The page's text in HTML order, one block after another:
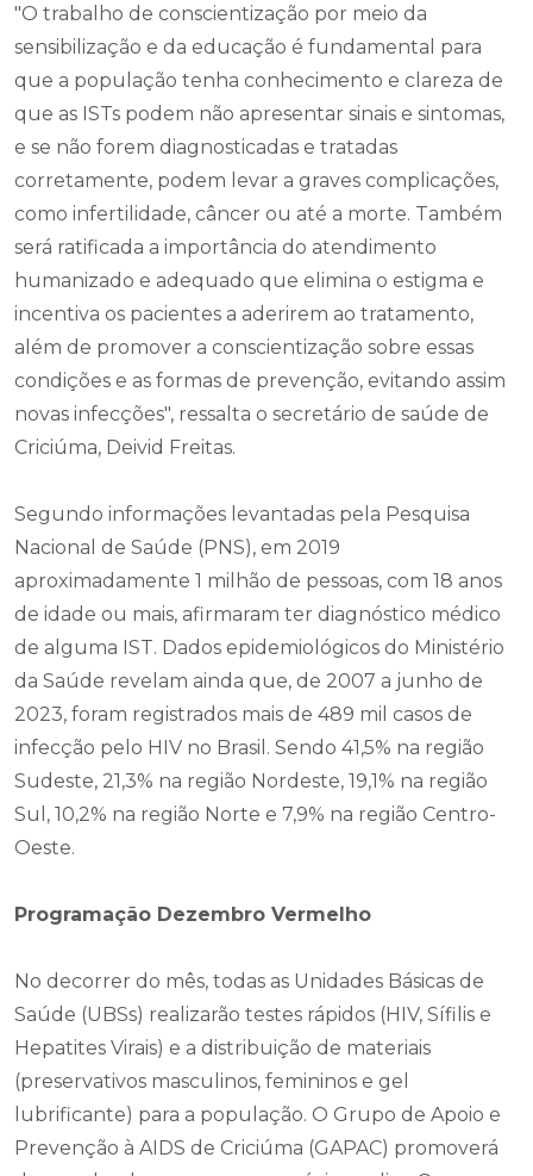
"O trabalho de conscientização por meio da
sensibilização e da educação é fundamental para
que a população tenha conhecimento e clareza de
que as ISTs podem não apresentar sinais e sintomas,
e se não forem diagnosticadas e tratadas
corretamente, podem levar a graves complicações,
como infertilidade, câncer ou até a morte. Também
será ratificada a importância do atendimento
humanizado e adequado que elimina o estigma e
incentiva os pacientes a aderirem ao tratamento,
além de promover a conscientização sobre essas
condições e as formas de prevenção, evitando assim
novas infecções", ressalta o secretário de saúde de
Criciúma, Deivid Freitas.
Segundo informações levantadas pela Pesquisa
Nacional de Saúde (PNS), em 2019
aproximadamente 1 milhão de pessoas, com 18 anos
de idade ou mais, afirmaram ter diagnóstico médico
de alguma IST. Dados epidemiológicos do Ministério
da Saúde revelam ainda que, de 2007 a junho de
2023, foram registrados mais de 489 mil casos de
infecção pelo HIV no Brasil. Sendo 41,5% na região
Sudeste, 21,3% na região Nordeste, 19,1% na região
Sul, 10,2% na região Norte e 7,9% na região Centro-
Oeste.
Programação Dezembro Vermelho
No decorrer do mês, todas as Unidades Básicas de
Saúde (UBSs) realizarão testes rápidos (HIV, Sífilis e
Hepatites Virais) e a distribuição de materiais
(preservativos masculinos, femininos e gel
lubrificante) para a população. O Grupo de Apoio e
Prevenção à AIDS de Criciúma (GAPAC) promoverá